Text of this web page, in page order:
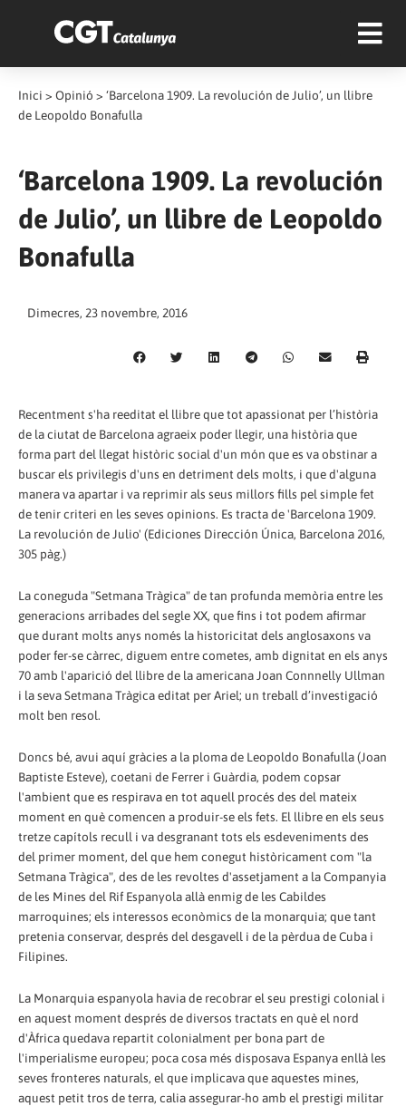
Inici > Opinió > ‘Barcelona 1909. La revolución de Julio’, un llibre
de Leopoldo Bonafulla
‘Barcelona 1909. La revolución
de Julio’, un llibre de Leopoldo
Bonafulla
Dimecres, 23 novembre, 2016
Recentment s'ha reeditat el llibre que tot apassionat per l’història
de la ciutat de Barcelona agraeix poder llegir, una història que
forma part del llegat històric social d'un món que es va obstinar a
buscar els privilegis d'uns en detriment dels molts, i que d'alguna
manera va apartar i va reprimir als seus millors fills pel simple fet
de tenir criteri en les seves opinions. Es tracta de 'Barcelona 1909.
La revolución de Julio' (Ediciones Dirección Única, Barcelona 2016,
305 pàg.)
La coneguda "Setmana Tràgica" de tan profunda memòria entre les
generacions arribades del segle XX, que fins i tot podem afirmar
que durant molts anys només la historicitat dels anglosaxons va
poder fer-se càrrec, diguem entre cometes, amb dignitat en els anys
70 amb l'aparició del llibre de la americana Joan Connnelly Ullman
i la seva Setmana Tràgica editat per Ariel; un treball d’investigació
molt ben resol.
Doncs bé, avui aquí gràcies a la ploma de Leopoldo Bonafulla (Joan
Baptiste Esteve), coetani de Ferrer i Guàrdia, podem copsar
l'ambient que es respirava en tot aquell procés des del mateix
moment en què comencen a produir-se els fets. El llibre en els seus
tretze capítols recull i va desgranant tots els esdeveniments des
del primer moment, del que hem conegut històricament com "la
Setmana Tràgica", des de les revoltes d'assetjament a la Companyia
de les Mines del Rif Espanyola allà enmig de les Cabildes
marroquines; els interessos econòmics de la monarquia; que tant
pretenia conservar, després del desgavell i de la pèrdua de Cuba i
Filipines.
La Monarquia espanyola havia de recobrar el seu prestigi colonial i
en aquest moment després de diversos tractats en què el nord
d'Àfrica quedava repartit colonialment per bona part de
l'imperialisme europeu; poca cosa més disposava Espanya enllà les
seves fronteres naturals, el que implicava que aquestes mines,
aquest petit tros de terra, calia assegurar-ho amb el prestigi militar